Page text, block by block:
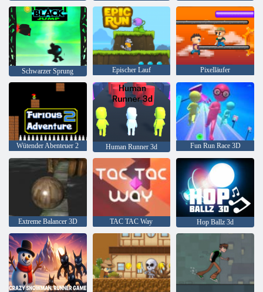
Schwarzer Sprung Epischer Lauf Pixelläufer
Wütender Abenteuer 2 Human Runner 3d Fun Run Race 3D
Extreme Balancer 3D TAC TAC Way Hop Ballz 3d